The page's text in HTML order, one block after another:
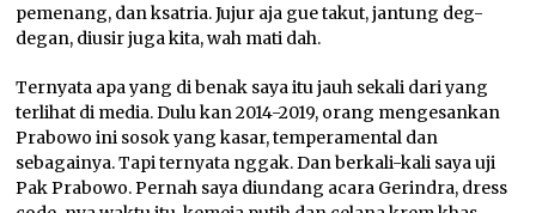
pemenang, dan ksatria. Jujur aja gue takut, jantung deg-
degan, diusir juga kita, wah mati dah.
Ternyata apa yang di benak saya itu jauh sekali dari yang
terlihat di media. Dulu kan 2014-2019, orang mengesankan
Prabowo ini sosok yang kasar, temperamental dan
sebagainya. Tapi ternyata nggak. Dan berkali-kali saya uji
Pak Prabowo. Pernah saya diundang acara Gerindra, dress